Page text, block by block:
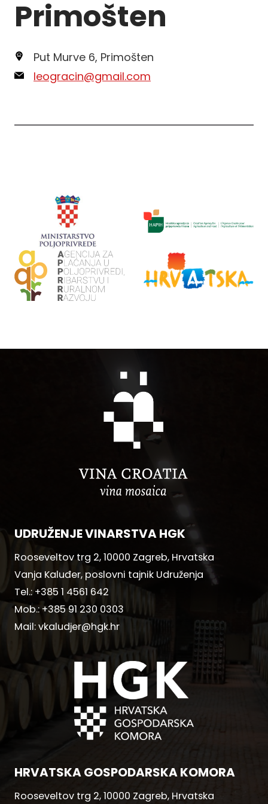
Primošten
Put Murve 6, Primošten
leogracin@gmail.com
UDRUŽENJE VINARSTVA HGK
Rooseveltov trg 2, 10000 Zagreb, Hrvatska
Vanja Kaluđer, poslovni tajnik Udruženja
Tel.:+385 1 4561 642
Mob.: +385 91 230 0303
Mail:vkaludjer@hgk.hr
HRVATSKA GOSPODARSKA KOMORA
Rooseveltov trg 2, 10000 Zagreb, Hrvatska